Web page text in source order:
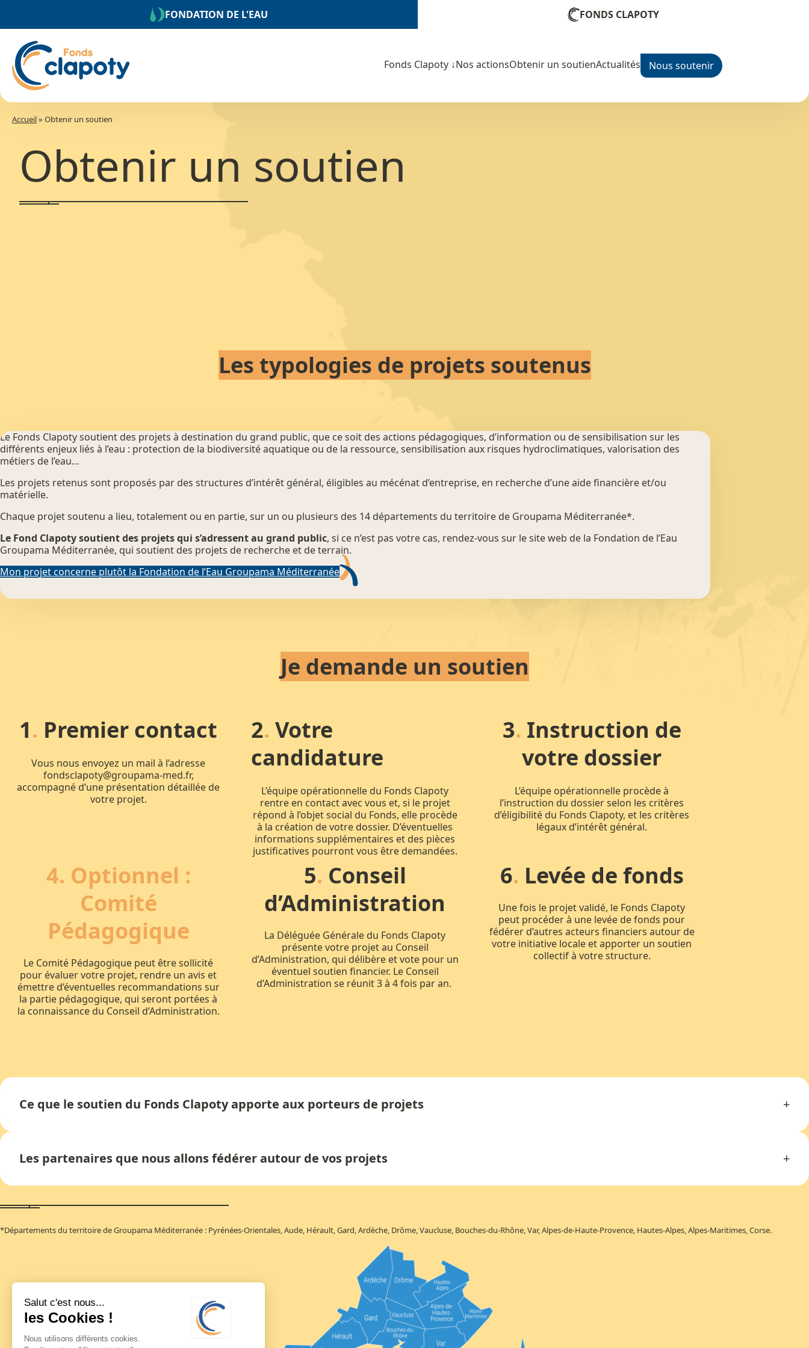
contenu
FONDATION DE L'EAU FONDS CLAPOTY
Fonds Clapoty ↓Nos actionsObtenir un soutienActualités Nous soutenir
Accueil» Obtenir un soutien
Obtenir un soutien
Les typologies de projets soutenus
Le Fonds Clapoty soutient des projets à destination du grand public, que ce soit des actions pédagogiques, d’information ou de sensibilisation sur les
différents enjeux liés à l’eau : protection de la biodiversité aquatique ou de la ressource, sensibilisation aux risques hydroclimatiques, valorisation des
métiers de l’eau…
Les projets retenus sont proposés par des structures d’intérêt général, éligibles au mécénat d’entreprise, en recherche d’une aide financière et/ou
matérielle.
Chaque projet soutenu a lieu, totalement ou en partie, sur un ou plusieurs des 14 départements du territoire de Groupama Méditerranée*.
Le Fond Clapoty soutient des projets qui s’adressent au grand public, si ce n’est pas votre cas, rendez-vous sur le site web de la Fondation de l’Eau
Groupama Méditerranée, qui soutient des projets de recherche et de terrain.
Mon projet concerne plutôt la Fondation de l’Eau Groupama Méditerranée
Je demande un soutien
1. Premier contact
Vous nous envoyez un mail à l’adresse
fondsclapoty@groupama-med.fr,
accompagné d’une présentation détaillée de
votre projet.
2. Votre
candidature
L’équipe opérationnelle du Fonds Clapoty
rentre en contact avec vous et, si le projet
répond à l’objet social du Fonds, elle procède
à la création de votre dossier. D’éventuelles
informations supplémentaires et des pièces
justificatives pourront vous être demandées.
3. Instruction de
votre dossier
L’équipe opérationnelle procède à
l’instruction du dossier selon les critères
d’éligibilité du Fonds Clapoty, et les critères
légaux d’intérêt général.
4. Optionnel :
Comité
Pédagogique
Le Comité Pédagogique peut être sollicité
pour évaluer votre projet, rendre un avis et
émettre d’éventuelles recommandations sur
la partie pédagogique, qui seront portées à
la connaissance du Conseil d’Administration.
5. Conseil
d’Administration
La Déléguée Générale du Fonds Clapoty
présente votre projet au Conseil
d’Administration, qui délibère et vote pour un
éventuel soutien financier. Le Conseil
d’Administration se réunit 3 à 4 fois par an.
6. Levée de fonds
Une fois le projet validé, le Fonds Clapoty
peut procéder à une levée de fonds pour
fédérer d’autres acteurs financiers autour de
votre initiative locale et apporter un soutien
collectif à votre structure.
Ce que le soutien du Fonds Clapoty apporte aux porteurs de projets
Les partenaires que nous allons fédérer autour de vos projets
*Départements du territoire de Groupama Méditerranée : Pyrénées-Orientales, Aude, Hérault, Gard, Ardèche, Drôme, Vaucluse, Bouches-du-Rhône, Var, Alpes-de-Haute-Provence, Hautes-Alpes, Alpes-Maritimes, Corse.